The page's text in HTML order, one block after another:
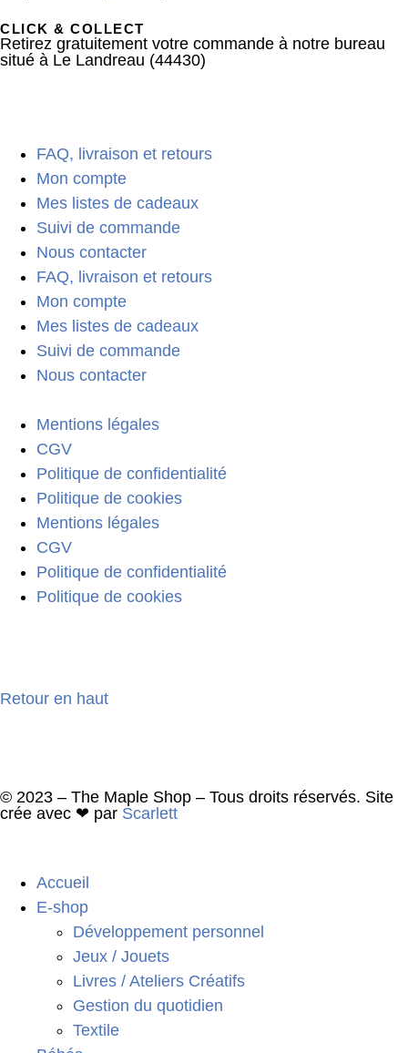
CLICK & COLLECT
Retirez gratuitement votre commande à notre bureau
situé à Le Landreau (44430)
FAQ, livraison et retours
Mon compte
Mes listes de cadeaux
Suivi de commande
Nous contacter
FAQ, livraison et retours
Mon compte
Mes listes de cadeaux
Suivi de commande
Nous contacter
Mentions légales
CGV
Politique de confidentialité
Politique de cookies
Mentions légales
CGV
Politique de confidentialité
Politique de cookies
Retour en haut
© 2023 – The Maple Shop – Tous droits réservés. Site
crée avec ❤ par Scarlett
Accueil
E-shop
Développement personnel
Jeux / Jouets
Livres / Ateliers Créatifs
Gestion du quotidien
Textile